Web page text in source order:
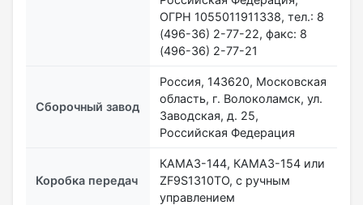
ОГРН 1055011911338, тел.: 8
(496-36) 2-77-22, факс: 8
(496-36) 2-77-21
Сборочный завод
Россия, 143620, Московская
область, г. Волоколамск, ул.
Заводская, д. 25,
Российская Федерация
Коробка передач
КАМАЗ-144, КАМАЗ-154 или
ZF9S1310TO, с ручным
управлением